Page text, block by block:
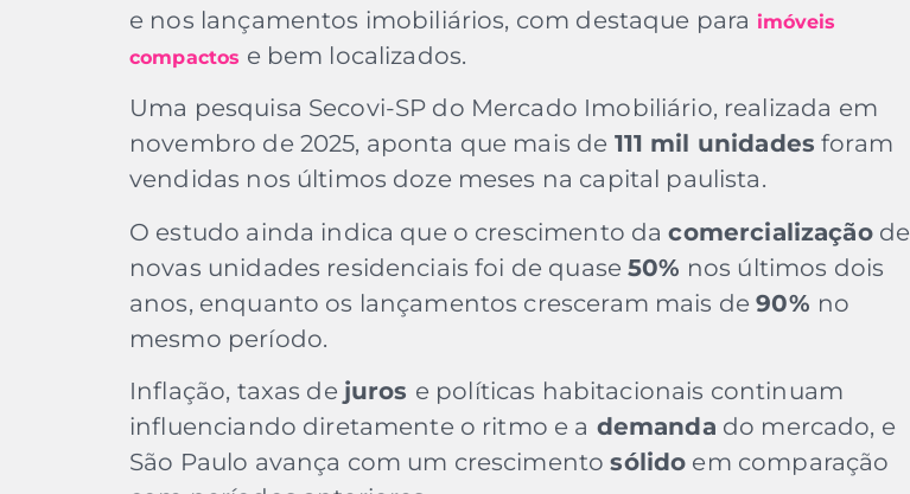
e nos lançamentos imobiliários, com destaque para imóveis
compactos e bem localizados.
Uma pesquisa Secovi-SP do Mercado Imobiliário, realizada em
novembro de 2025, aponta que mais de 111 mil unidades foram
vendidas nos últimos doze meses na capital paulista.
O estudo ainda indica que o crescimento dacomercializaçãode
novas unidades residenciais foi de quase50% nos últimos dois
anos, enquanto os lançamentos cresceram mais de90% no
mesmo período.
Inflação, taxas de juros e políticas habitacionais continuam
influenciando diretamente o ritmo e a demanda do mercado, e
São Paulo avança com um crescimentosólido em comparação